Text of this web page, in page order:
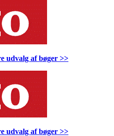
udvalg af bøger >>
udvalg af bøger >>